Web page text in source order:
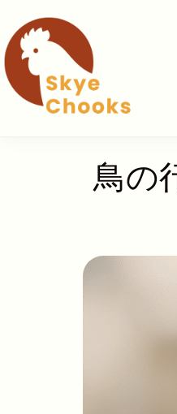
テ
ン
ツ
鳥の